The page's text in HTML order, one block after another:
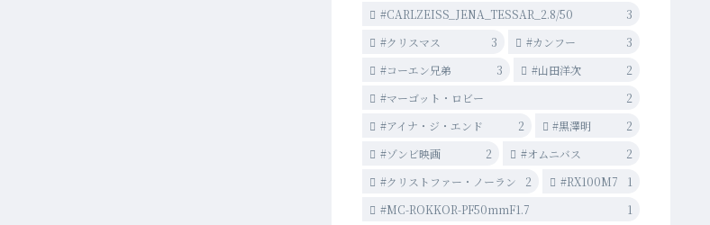
#CARLZEISS_JENA_TESSAR_2.8/50
3
#クリスマス
3 #カンフー
3
#コーエン兄弟
3 #山田洋次
2
#マーゴット・ロビー
2
#アイナ・ジ・エンド
2 #黒澤明
2
#ゾンビ映画
2 #オムニバス
2
#クリストファー・ノーラン
2 #RX100M7
1
#MC-ROKKOR-PF50mmF1.7
1